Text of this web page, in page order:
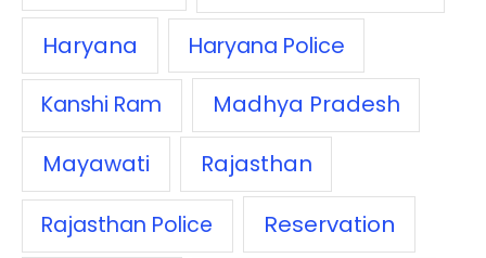
Haryana Haryana Police
Kanshi Ram
Madhya Pradesh
Mayawati
Rajasthan
Rajasthan Police Reservation